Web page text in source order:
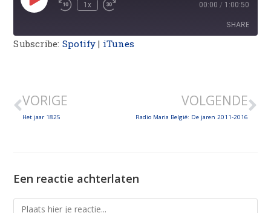
1x 00:00 / 1:00:50
SHARE
Subscribe: Spotify | iTunes
VORIGE
Het jaar 1825
VOLGENDE
Radio Maria België: De jaren 2011-2016
Een reactie achterlaten